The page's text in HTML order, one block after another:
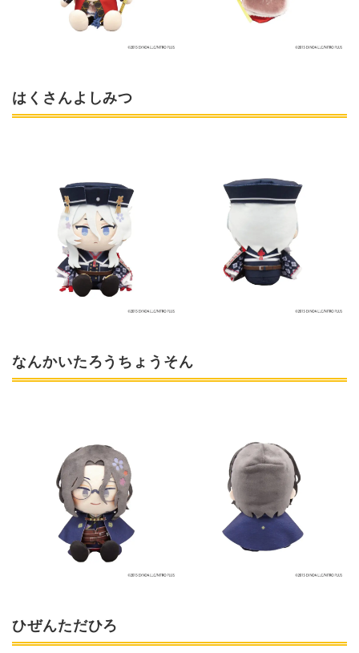
はくさんよしみつ
なんかいたろうちょうそん
ひぜんただひろ